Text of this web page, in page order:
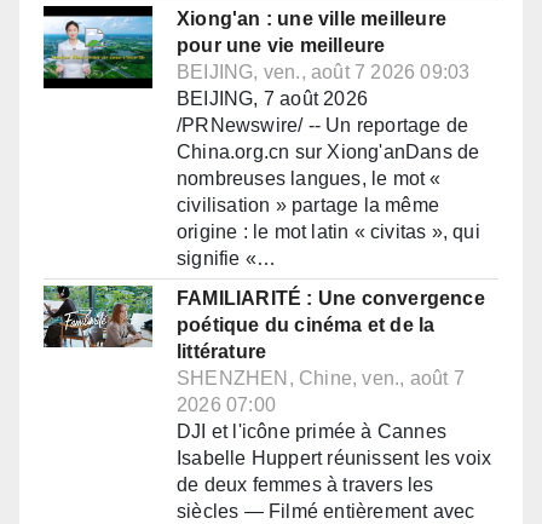
Xiong'an : une ville meilleure
pour une vie meilleure
BEIJING, ven., août 7 2026 09:03
BEIJING, 7 août 2026
/PRNewswire/ -- Un reportage de
China.org.cn sur Xiong'anDans de
nombreuses langues, le mot «
civilisation » partage la même
origine : le mot latin « civitas », qui
signifie «…
FAMILIARITÉ : Une convergence
poétique du cinéma et de la
littérature
SHENZHEN, Chine, ven., août 7
2026 07:00
DJI et l'icône primée à Cannes
Isabelle Huppert réunissent les voix
de deux femmes à travers les
siècles — Filmé entièrement avec